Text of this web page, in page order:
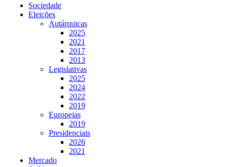
Sociedade
Eleições
Autárquicas
2025
2021
2017
2013
Legislativas
2025
2024
2022
2019
Europeias
2019
Presidenciais
2026
2021
Mercado